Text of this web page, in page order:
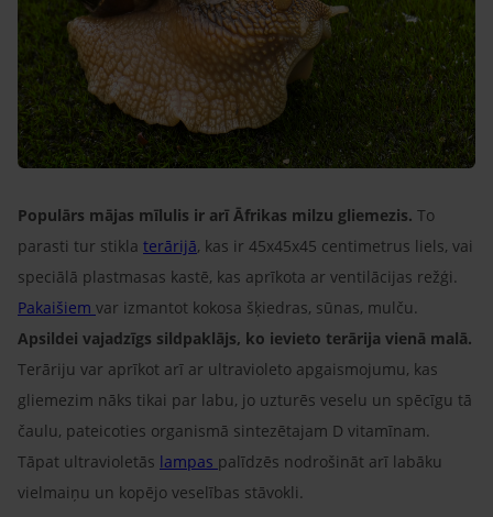
Populārs mājas mīlulis ir arī Āfrikas milzu gliemezis. To
parasti tur stikla terārijā, kas ir 45x45x45 centimetrus liels, vai
speciālā plastmasas kastē, kas aprīkota ar ventilācijas režģi.
Pakaišiem var izmantot kokosa šķiedras, sūnas, mulču.
Apsildei vajadzīgs sildpaklājs, ko ievieto terārija vienā malā.
Terāriju var aprīkot arī ar ultravioleto apgaismojumu, kas
gliemezim nāks tikai par labu, jo uzturēs veselu un spēcīgu tā
čaulu, pateicoties organismā sintezētajam D vitamīnam.
Tāpat ultravioletās lampas palīdzēs nodrošināt arī labāku
vielmaiņu un kopējo veselības stāvokli.